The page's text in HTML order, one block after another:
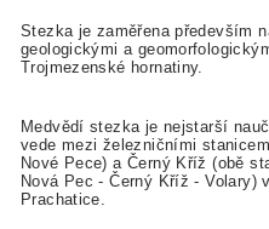
Stezka je zaměřena především
geologickými a
Trojmezenské hornatiny.
Medvědí stezka je nejstarší
vede mezi železničními
Nové Pece) a Černý Kříž (obě
Nová Pec - Černý Kříž - Volary)
Prachatice.